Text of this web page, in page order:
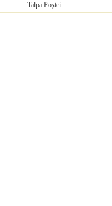
Talpa Poştei